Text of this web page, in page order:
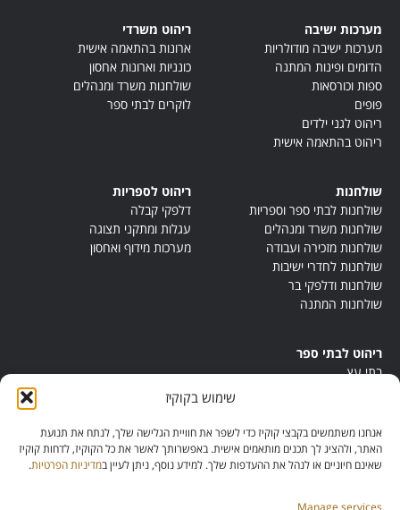
שימוש בקוקיז
אנחנו משתמשים בקבצי קוקיז כדי לשפר את חוויית הגלישה שלך, לנתח את תנועת
האתר, ולהציג לך תכנים מותאמים אישית. באפשרותך לאשר את כל הקוקיז, לדחות קוקיז
שאינם חיוניים או לנהל את ההעדפות שלך. למידע נוסף, ניתן לעיין במדיניות הפרטיות.
Manage services
מערכות ישיבה
מערכות ישיבה מודולריות
הדומים ופינות המתנה
ספות וכורסאות
פופים
ריהוט לגני ילדים
ריהוט בהתאמה אישית
ריהוט משרדי
ארונות בהתאמה אישית
כונניות וארונות אחסון
שולחנות משרד ומנהלים
לוקרים לבתי ספר
שולחנות
שולחנות לבתי ספר וספריות
שולחנות משרד ומנהלים
שולחנות מזכירה ועבודה
שולחנות לחדרי ישיבות
שולחנות ודלפקי בר
שולחנות המתנה
ריהוט לספריות
דלפקי קבלה
עגלות ומתקני תצוגה
מערכות מידוף ואחסון
ריהוט לבתי ספר
בתי עץ
ריהוט מונטסורי
ריהוט אנתרופוסופי